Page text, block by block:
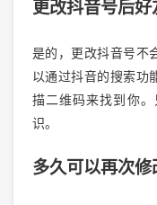
更改抖音号后好
是的，更改抖音号不
以通过抖音的搜索功
描二维码来找到你
识。
多久可以再次修